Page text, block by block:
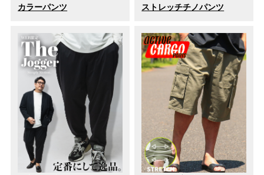
カラーパンツ
ストレッチチノパンツ